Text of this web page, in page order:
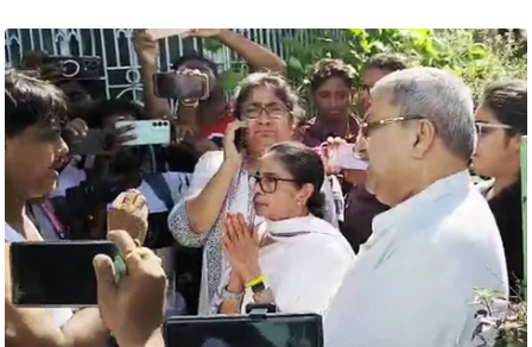
भू
मि
स्तं
भ
ए
म
.
र
.